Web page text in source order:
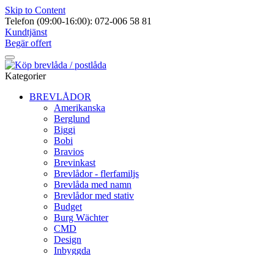
Skip to Content
Telefon (09:00-16:00): 072-006 58 81
Kundtjänst
Begär offert
Kategorier
BREVLÅDOR
Amerikanska
Berglund
Biggi
Bobi
Bravios
Brevinkast
Brevlådor - flerfamiljs
Brevlåda med namn
Brevlådor med stativ
Budget
Burg Wächter
CMD
Design
Inbyggda